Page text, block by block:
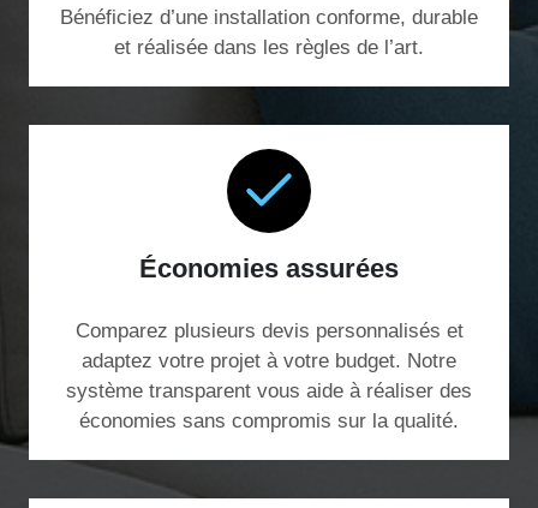
Bénéficiez d’une installation conforme, durable
et réalisée dans les règles de l’art.
Économies assurées
Comparez plusieurs devis personnalisés et
adaptez votre projet à votre budget. Notre
système transparent vous aide à réaliser des
économies sans compromis sur la qualité.